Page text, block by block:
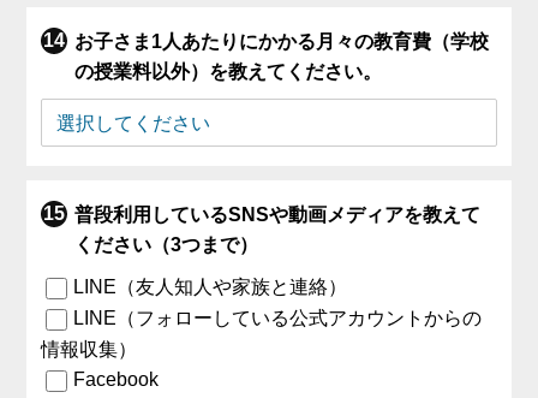
お子さま1人あたりにかかる月々の教育費（学校
の授業料以外）を教えてください。
普段利用しているSNSや動画メディアを教えて
ください（3つまで）
LINE（友人知人や家族と連絡）
LINE（フォローしている公式アカウントからの
情報収集）
Facebook